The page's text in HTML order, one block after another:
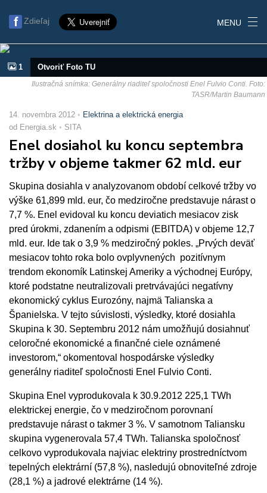
Zdieľaj MENU
1 Otvoriť Foto TU
Ilustračná snímka: Generálny riaditeľ spoločnosti Enel Fulvio Conti. Foto:
TASR/Martin Baumann
14. novembra 2012
Elektrina a elektrická energia
od Energia.sk
SITA
Enel dosiahol ku koncu septembra
tržby v objeme takmer 62 mld. eur
Skupina dosiahla v analyzovanom období celkové tržby vo
výške 61,899 mld. eur, čo medziročne predstavuje nárast o
7,7 %. Enel evidoval ku koncu deviatich mesiacov zisk
pred úrokmi, zdanením a odpismi (EBITDA) v objeme 12,7
mld. eur. Ide tak o 3,9 % medziročný pokles. „Prvých deväť
mesiacov tohto roka bolo ovplyvnených pozitívnym
trendom ekonomík Latinskej Ameriky a východnej Európy,
ktoré podstatne neutralizovali pretrvávajúci negatívny
ekonomický cyklus Eurozóny, najmä Talianska a
Španielska. V tejto súvislosti, výsledky, ktoré dosiahla
Skupina k 30. Septembru 2012 nám umožňujú dosiahnuť
celoročné ekonomické a finančné ciele oznámené
investorom,“ okomentoval hospodárske výsledky
generálny riaditeľ spoločnosti Enel Fulvio Conti.
Skupina Enel vyprodukovala k 30.9.2012 225,1 TWh
elektrickej energie, čo v medziročnom porovnaní
predstavuje nárast o takmer 3 %. V samotnom Taliansku
skupina vygenerovala 57,4 TWh. Talianska spoločnosť
celkovo vyprodukovala najviac elektriny prostredníctvom
tepelných elektrární (57,8 %), nasledujú obnoviteľné zdroje
(28,1 %) a jadrové elektrárne (14 %).